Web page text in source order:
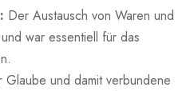
Der Austausch von ‍Waren ⁤und
war​ essentiell für das
Glaube ⁢und damit ⁢verbundene